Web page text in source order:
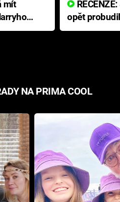
mít
opět
přichází s
NA PRIMA COOL